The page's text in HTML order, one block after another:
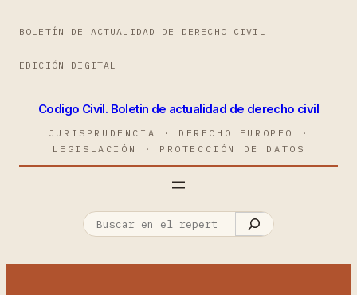
BOLETÍN DE ACTUALIDAD DE DERECHO CIVIL
EDICIÓN DIGITAL
Codigo Civil. Boletin de actualidad de derecho civil
JURISPRUDENCIA · DERECHO EUROPEO ·
LEGISLACIÓN · PROTECCIÓN DE DATOS